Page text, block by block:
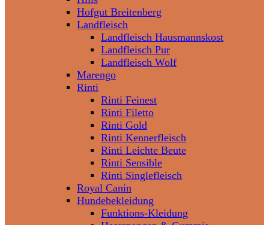
Hofgut Breitenberg
Landfleisch
Landfleisch Hausmannskost
Landfleisch Pur
Landfleisch Wolf
Marengo
Rinti
Rinti Feinest
Rinti Filetto
Rinti Gold
Rinti Kennerfleisch
Rinti Leichte Beute
Rinti Sensible
Rinti Singlefleisch
Royal Canin
Hundebekleidung
Funktions-Kleidung